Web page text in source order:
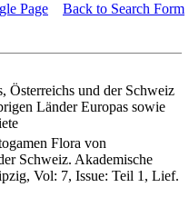
Page Back to Search Form
Österreichs und der Schweiz
Länder Europas sowie
Flora von
Schweiz. Akademische
Vol: 7, Issue: Teil 1, Lief.